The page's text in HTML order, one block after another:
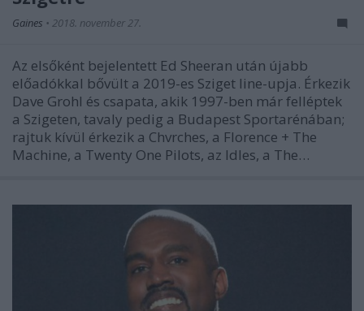
Gaines • 2018. november 27.
Az elsőként bejelentett Ed Sheeran után újabb
előadókkal bővült a 2019-es Sziget line-upja. Érkezik
Dave Grohl és csapata, akik 1997-ben már felléptek
a Szigeten, tavaly pedig a Budapest Sportarénában;
rajtuk kívül érkezik a Chvrches, a Florence + The
Machine, a Twenty One Pilots, az Idles, a The…